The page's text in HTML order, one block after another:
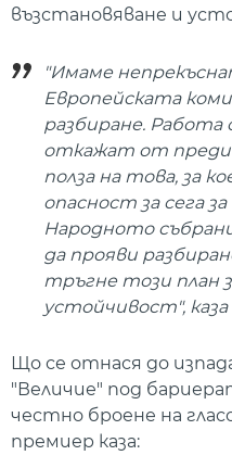
възстановяване и
"Имаме
Европейската
разбиране. Работа
откажат от
полза на това, за
опасност за сега
Народното
да прояви
тръгне този план
устойчивост", каза
Що се отнася до
"Величие" под
честно броене на
премиер каза: